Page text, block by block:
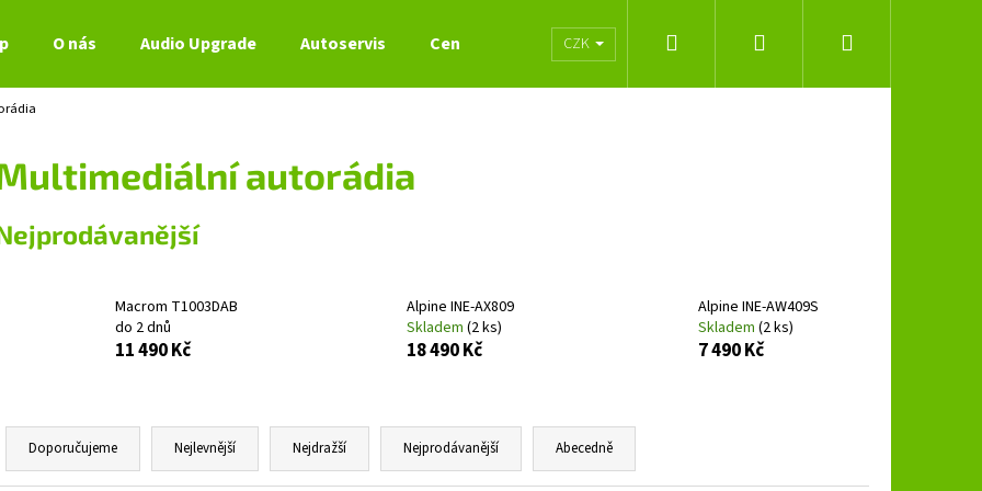
O nás Audio Upgrade Autoservis Ceník služeb Obchodní podmínky
CZK Přihlášení
autorádia
Macrom T1003DAB
do 2 dnů
11 490 Kč
Alpine INE-AX809
Skladem (2 ks)
18 490 Kč
Alpine INE-AW409S
Skladem (2 ks)
7 490 Kč
Ř
Doporučujeme Nejlevnější Nejdražší Nejprodávanější Abecedně
Co potřebujete najít?
Doporučujeme